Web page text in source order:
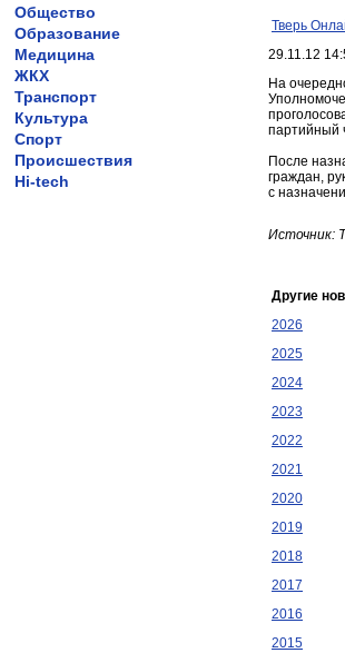
Общество
Образование
Медицина
ЖКХ
Транспорт
Культура
Спорт
Происшествия
Hi-tech
Тверь
29.11.12
На
партийный
После
граждан,
с
Источник:
Другие
2026
2025
2024
2023
2022
2021
2020
2019
2018
2017
2016
2015